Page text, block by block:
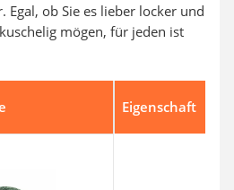
Egal, ob Sie es lieber locker und
mögen, für jeden ist
Eigenschaft